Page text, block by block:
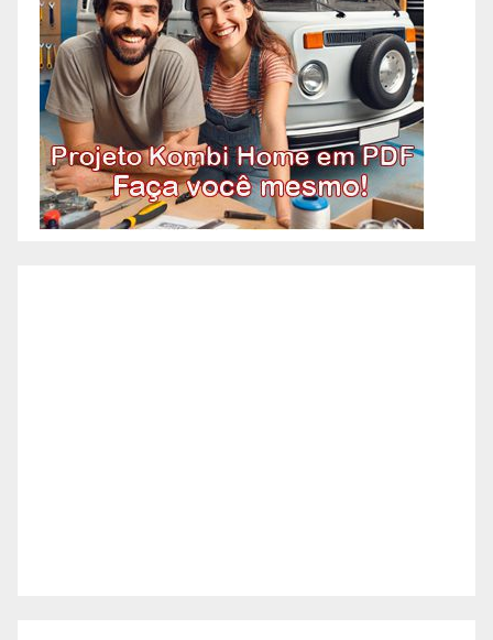
profissional que faz tudo
relacionado à construção?
Acontece que atualmente os
pedreiros se especializaram em
algumas etapas específicas da
construção. A necessidade de
agilidade